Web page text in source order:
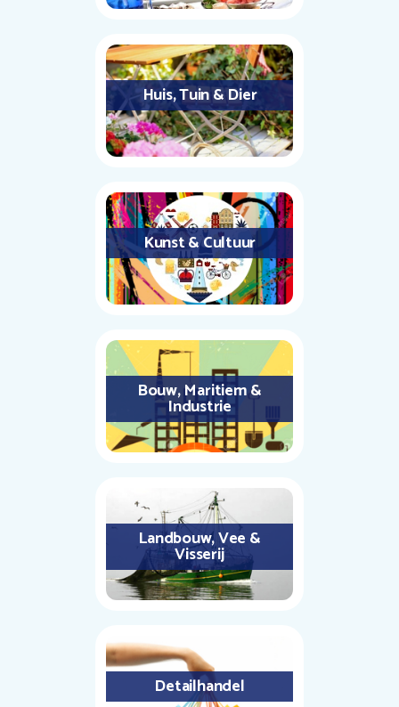
Huis, Tuin & Dier
Kunst & Cultuur
Bouw, Maritiem &
Industrie
Landbouw, Vee &
Visserij
Detailhandel